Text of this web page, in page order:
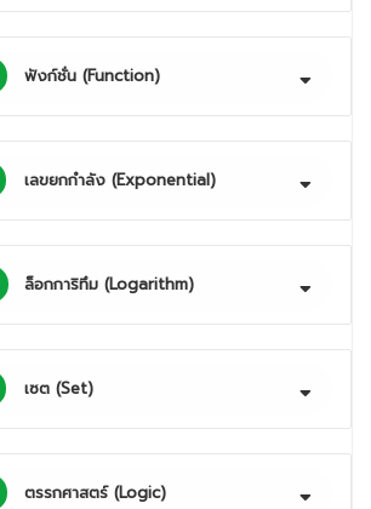
ฟังก์ชั่น (Function)
เลขยกกำลัง (Exponential)
ล็อกการิทึม (Logarithm)
เซต (Set)
ตรรกศาสตร์ (Logic)